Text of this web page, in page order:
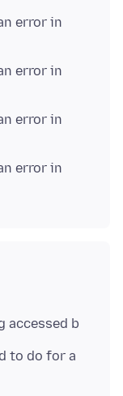
error in
error in
error in
error in
accessed b
to do for a